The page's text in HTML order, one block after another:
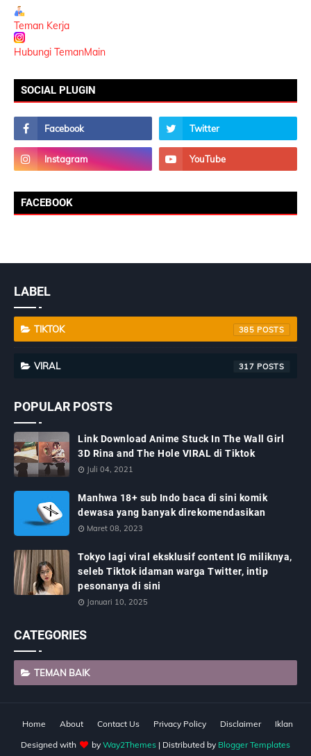
Teman Kerja
Hubungi TemanMain
SOCIAL PLUGIN
FACEBOOK
LABEL
TIKTOK 385
VIRAL 317
POPULAR POSTS
Link Download Anime Stuck In The Wall Girl
3D Rina and The Hole VIRAL di Tiktok
Juli 04, 2021
Manhwa 18+ sub Indo baca di sini komik
dewasa yang banyak direkomendasikan
Maret 08, 2023
Tokyo lagi viral eksklusif content IG miliknya,
seleb Tiktok idaman warga Twitter, intip
pesonanya di sini
Januari 10, 2025
CATEGORIES
TEMAN BAIK
Home About Contact Us Privacy Policy Disclaimer
Iklan
Designed with
by Way2Themes | Distributed by Blogger Templates